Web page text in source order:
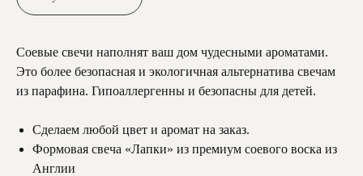
Соевые свечи наполнят ваш дом чудесными ароматами.
Это более безопасная и экологичная альтернатива свечам
из парафина. Гипоаллергенны и безопасны для детей.
Сделаем любой цвет и аромат на заказ.
Формовая свеча «Лапки» из премиум соевого воска из
Англии